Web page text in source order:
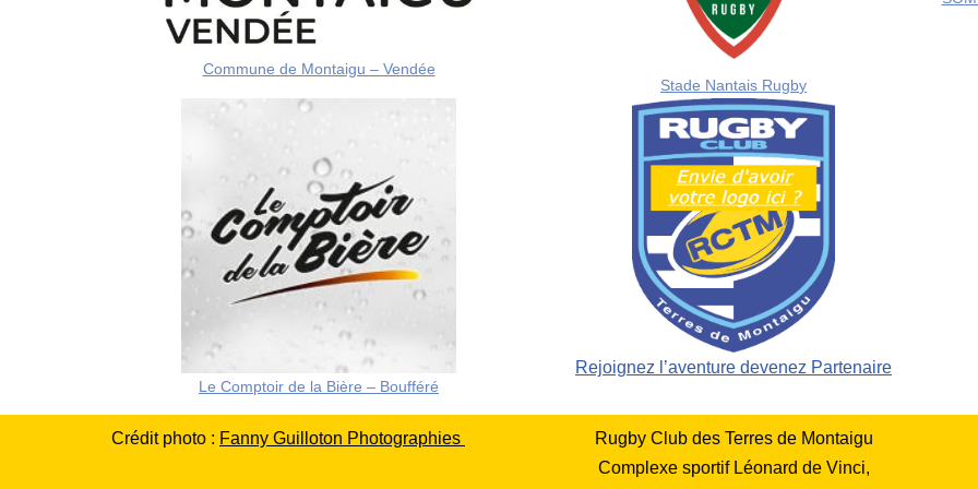
Commune de Montaigu – Vendée
Stade Nantais Rugby
Le Comptoir de la Bière – Boufféré
Rejoignez l’aventure devenez Partenaire
Crédit photo : Fanny Guilloton Photographies
Rugby Club des Terres de Montaigu
Complexe sportif Léonard de Vinci,